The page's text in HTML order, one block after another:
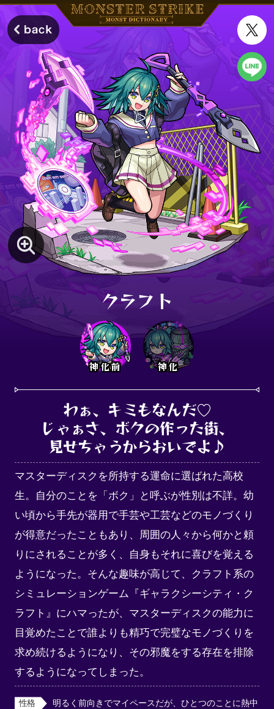
クラフト
神化前 神化
わぁ、キミもなんだ♡
じゃぁさ、ボクの作った街、
見せちゃうからおいでよ♪
マスターディスクを所持する運命に選ばれた高校
生。自分のことを「ボク」と呼ぶが性別は不詳。幼
い頃から手先が器用で手芸や工芸などのモノづくり
が得意だったこともあり、周囲の人々から何かと頼
りにされることが多く、自身もそれに喜びを覚える
ようになった。そんな趣味が高じて、クラフト系の
シミュレーションゲーム『ギャラクシーシティ・ク
ラフト』にハマったが、マスターディスクの能力に
目覚めたことで誰よりも精巧で完璧なモノづくりを
求め続けるようになり、その邪魔をする存在を排除
するようになってしまった。
性格
明るく前向きでマイペースだが、ひとつのことに熱中